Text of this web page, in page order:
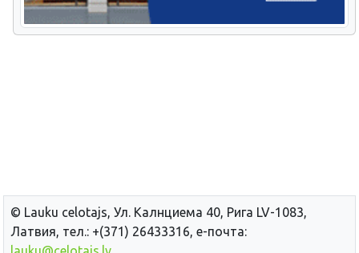
© Lauku сelotajs, Ул. Калнциема 40, Рига LV-1083,
Латвия, тел.: +(371) 26433316, е-почта: